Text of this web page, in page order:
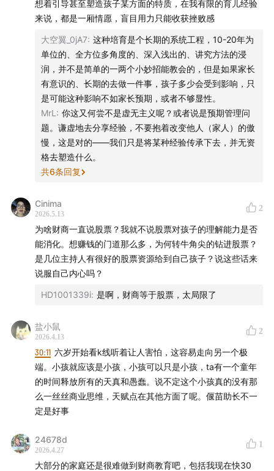
如何利用低估值策略在A股中寻找稀缺的稳定分红企
自由现金流可以帮投资者过滤掉那些“看起来赚钱但
没拿到现金”的公司
避开“红利陷阱”：并不是收益率越高越好
为什么给孩子定投，指数ETF优于单一个股？
如何让孩子建立“资产”的概念？
62:15
父母总有老去的一天，是留给孩子一笔巨款，还是
留给孩子一套管理资产的能力？
给孩子最好的礼物，是“穿越周期的心力”
金钱教育不应讳莫如深——在真实的世界里，带着孩
子一起面对波动，才是最有价值的陪伴
传统父母更希望看到是一个非常标准化的成长路径。
「✅循序渐进的财商教育」
从小认识到市场的毒打/波动。对于人的心性的成长比较大。
6岁感知波动（查看权），10岁参与决策，青少年时期拥有
独立操作权。
「✅孩子账户里的“攻”与“守”」
他只有接触到这个东西在我身边，与我有关、对我有用，才
有可能感兴趣。
建立“不同产品的风险收益特征不同”。
1）攻
比如科创50、创业板指数、创业板50。
对科技行业有更加明确的认知。
2）守
防御性的。偏红利的、偏质量的价值风格。往往是偏传统的
行业，稳健的龙头公司，波动不大。
分红：为了让孩子有更明确的获得感。
「✅稀缺的稳定分红企业」
红利指数：价值是分红。股息率选股，更加保守，股价波动
过程。偏保守的选择，大部分是传统的龙头企业，扩张动力
小，业绩弹性低，分红率高。
自由现金流指数：价值是自由现金流。成长性更高，长期业
绩表现更好。
A股满足3年连续现金分红、分红合理的公司只有1/3。
「✅自由现金流 - 帮投资者过滤掉那些“看起来赚钱但没拿到
现金”的公司」
百分之三的利息给她。
想着引导甚至塑造孩子某方面的特质，在我有限的育儿经验
来说，都是一厢情愿，盲目用力只能收获挫败感
大空翼_0jA7: 这种培育是个长期的系统工程，10-20年为
单位的、全方位多角度的、深入浅出的、讲究方法的浸
润，并不是简单的一两个小妙招能教会的，但是如果家长
有意识的、长期的去做一件事，孩子多少会受到影响，只
是可能这种影响不如家长预期，或者不够显性。
MrL : 你这又何尝不是虚无主义呢？或者说是预期管理问
题。谦虚地去分享经验，不要抱着改变他人（家人）的傲
慢，这是对的——我们只是将某种经验传承下去，并无资
格去塑造什么。
共6条回复
Cinima
2026.5.13
2
为啥财商一直说股票？我就不说股票对孩子的理解能力是否
能消化。想赚钱的门道那么多，为何转牛角尖的钻进股票？
是几位主持人有很好的股票资源给到自己孩子？说这些话来
说服自己内心吗？
HD1001339i: 是啊，财商等于股票，太局限了
盐小鼠
2026.4.13
2
30:11 六岁开始看k线听着让人害怕，这容易走向另一个极
端。小孩就应该是小孩，小孩可以只是小孩，ta有一个童年
的时间释放所有的天真和愚蠢。说不定这个小孩真的没有那
么一丝丝商业思维，天赋点在其他方面了呢。偃苗助长不一
定是好事
24678d
2026.4.27
1
大部分的家庭还是很难做到财商教育吧，包括我现在快30